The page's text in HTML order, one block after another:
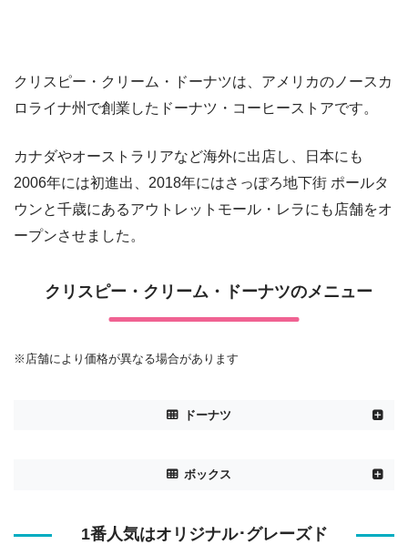
クリスピー・クリーム・ドーナツは、アメリカのノースカ
ロライナ州で創業したドーナツ・コーヒーストアです。
カナダやオーストラリアなど海外に出店し、日本にも
2006年には初進出、2018年にはさっぽろ地下街 ポールタ
ウンと千歳にあるアウトレットモール・レラにも店舗をオ
ープンさせました。
クリスピー・クリーム・ドーナツのメニュー
※店舗により価格が異なる場合があります
ドーナツ
オリジナル・グレーズド®
シナモン シュガー
テイクアウト 216
ボックス
6ドーナツ(好きなドーナツ)
100円OFF
1番人気はオリジナル･グレーズド